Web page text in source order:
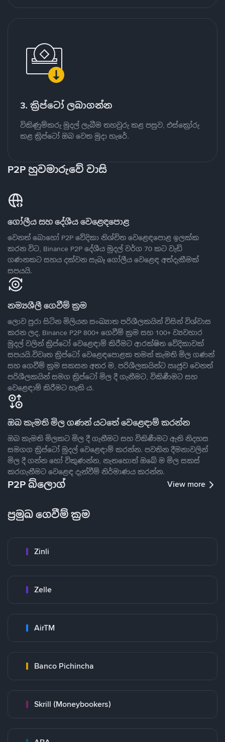
3. ක්‍රිප්ටෝ ලබාගන්න
විකිණුම්කරු මුදල් ලැබීම තහවුරු කළ පසුව, එස්ක්‍රෝරු
කළ ක්‍රිප්ටෝ ඔබ වෙත මුදා හැරේ.
P2P හුවමාරුවේ වාසි
ගෝලීය සහ දේශීය වෙළෙඳපොළ
වෙනත් බොහෝ P2P වේදිකා නිශ්චිත වෙළෙඳපොළ ඉලක්ක
කරන විට, Binance P2P දේශීය මුදල් වර්ග 70 කට වැඩි
ගණනකට සහය දක්වන සැබෑ ගෝලීය වෙළෙඳ අත්දැකීමක්
සපයයි.
නම්‍යශීලී ගෙවීම් ක්‍රම
ලොව පුරා සිටින මිලියන සංඛ්‍යාත පරිශීලකයින් විසින් විශ්වාස
කරන ලද, Binance P2P 800+ ගෙවීම් ක්‍රම සහ 100+ ව්‍යවහාර
මුදල් වලින් ක්‍රිප්ටෝ වෙළෙඳාම් කිරීමට ආරක්ෂිත වේදිකාවක්
සපයයි.විවෘත ක්‍රිප්ටෝ වෙළෙඳපොළක තමන් කැමති මිල ගණන්
සහ ගෙවීම් ක්‍රම සකසන අතර ම, පරිශීලකයින්ට ඍජුව වෙනත්
පරිශීලකයින් සමග ක්‍රිප්ටෝ මිල දී ගැනීමට, විකිණීමට සහ
වෙළෙඳාම් කිරීමට හැකි ය.
ඔබ කැමති මිල ගණන් යටතේ වෙළෙඳාම් කරන්න
ඔබ කැමති මිලකට මිල දී ගැනීමට සහ විකිණීමට ඇති නිදහස
සමගග ක්‍රිප්ටෝ මුදල් වෙළෙඳාම් කරන්න. පවතින දීමනාවලින්
මිල දී ගන්න හෝ විකුණන්න, නැතහොත් ඔබේ ම මිල සකස්
කරගැනීමට වෙළෙඳ දැන්වීම් නිර්මාණය කරන්න.
P2P බ්ලොග් View more
ප්‍රමුඛ ගෙවීම් ක්‍රම
Zinli
Zelle
AirTM
Banco Pichincha
Skrill (Moneybookers)